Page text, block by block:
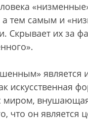
а тем самым и
Скрывает их за
является
искусственная
миром,
что он является